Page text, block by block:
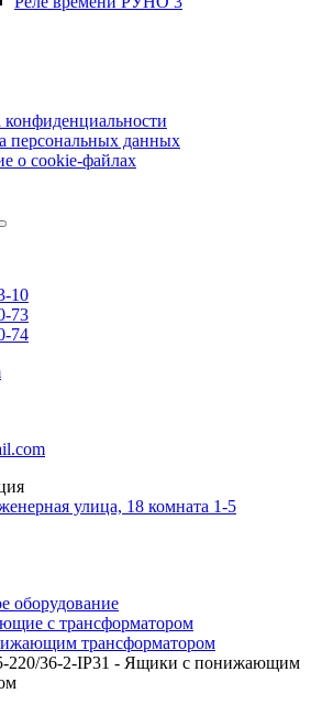
персональных данных
о cookie-файлах
10
73
74
улица, 18 комната 1-5
оборудование
с трансформатором
трансформатором
36-2-IP31 - Ящики с понижающим